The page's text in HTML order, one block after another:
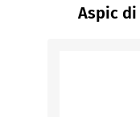
Aspic